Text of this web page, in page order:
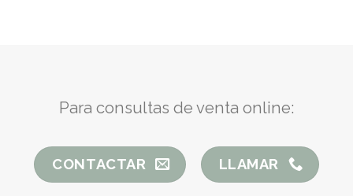
Para consultas de venta online:
CONTACTAR LLAMAR